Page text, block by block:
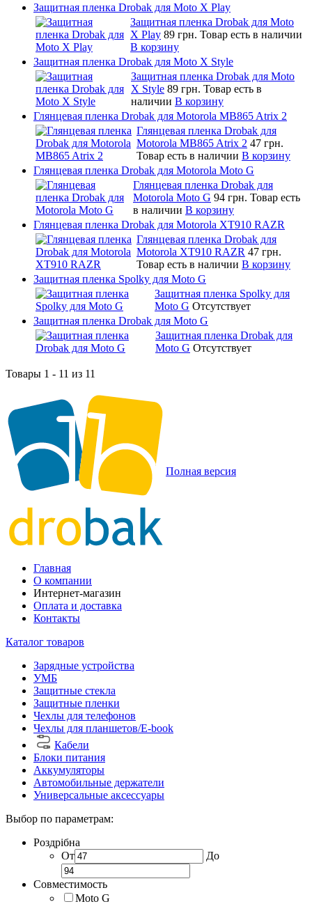
Защитная пленка Drobak для Moto X Play
Защитная пленка Drobak для Moto
X Play 89 грн. Товар есть в наличии
В корзину
Защитная пленка Drobak для Moto X Style
Защитная пленка Drobak для Moto
X Style 89 грн. Товар есть в
наличии В корзину
Глянцевая пленка Drobak для Motorola MB865 Atrix 2
Глянцевая пленка Drobak для
Motorola MB865 Atrix 2 47 грн.
Товар есть в наличии В корзину
Глянцевая пленка Drobak для Motorola Moto G
Глянцевая пленка Drobak для
Motorola Moto G 94 грн. Товар есть
в наличии В корзину
Глянцевая пленка Drobak для Motorola XT910 RAZR
Глянцевая пленка Drobak для
Motorola XT910 RAZR 47 грн.
Товар есть в наличии В корзину
Защитная пленка Spolky для Moto G
Защитная пленка Spolky для
Moto G Отсутствует
Защитная пленка Drobak для Moto G
Защитная пленка Drobak для
Moto G Отсутствует
Товары 1 - 11 из 11
Полная версия
Главная
О компании
Интернет-магазин
Оплата и доставка
Контакты
Каталог товаров
Зарядные устройства
УМБ
Защитные стекла
Защитные пленки
Чехлы для телефонов
Чехлы для планшетов/E-book
Кабели
Блоки питания
Аккумуляторы
Автомобильные держатели
Универсальные аксессуары
Выбор по параметрам:
Роздрібна
От
До
Совместимость
Moto G